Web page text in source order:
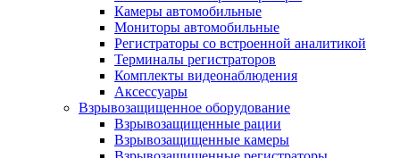
Камеры автомобильные
Мониторы автомобильные
Регистраторы со встроенной аналитикой
Терминалы регистраторов
Комплекты видеонаблюдения
Аксессуары
Взрывозащищенное оборудование
Взрывозащищенные рации
Взрывозащищенные камеры